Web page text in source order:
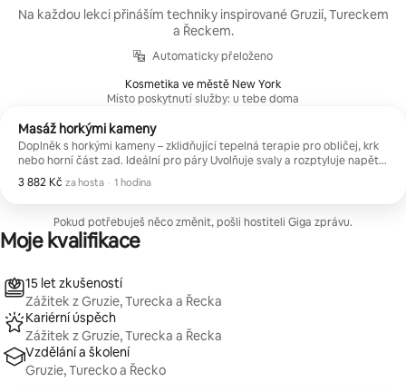
Na každou lekci přináším techniky inspirované Gruzií, Tureckem
a Řeckem.
Automaticky přeloženo
Kosmetika ve městě New York
Místo poskytnutí služby: u tebe doma
Masáž horkými kameny
Doplněk s horkými kameny – zklidňující tepelná terapie pro obličej, krk
nebo horní část zad. Ideální pro páry Uvolňuje svaly a rozptyluje napětí
‍♀️ Vylepšuje jakoukoli masáž Jemné, hřejivé pohodlí K dispozici pro
relace ve studiu nebo mobilní relace
3 882 Kč za hosta
3 882 Kč za hosta
, · 1 hodina
Pokud potřebuješ něco změnit, pošli hostiteli Giga zprávu.
Moje kvalifikace
15 let zkušeností
Zážitek z Gruzie, Turecka a Řecka
Kariérní úspěch
Zážitek z Gruzie, Turecka a Řecka
Vzdělání a školení
Gruzie, Turecko a Řecko